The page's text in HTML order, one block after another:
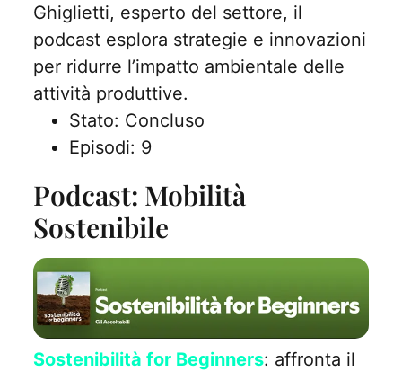
Ghiglietti, esperto del settore, il
podcast esplora strategie e innovazioni
per ridurre l’impatto ambientale delle
attività produttive.
Stato: Concluso
Episodi: 9
Podcast: Mobilità
Sostenibile
Sostenibilità for Beginners: affronta il